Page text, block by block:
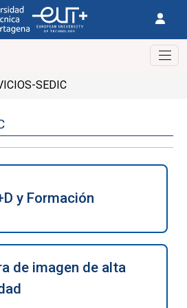
SEDIC
y Formación
de imagen de alta